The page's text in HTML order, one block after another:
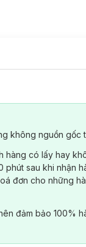
không nguồn gốc
hàng có lấy hay
sau khi nhận
đơn cho những
đảm bảo 100%